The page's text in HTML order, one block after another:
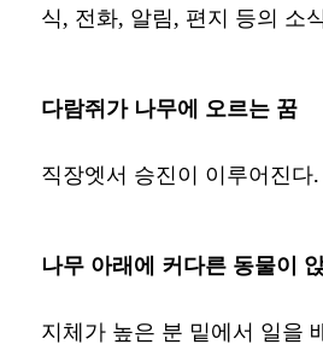
식, 전화, 알림, 편지 등의 소
다람쥐가 나무에 오르는 꿈
직장엣서 승진이 이루어진다.
나무 아래에 커다른 동물이
지체가 높은 분 밑에서 일을